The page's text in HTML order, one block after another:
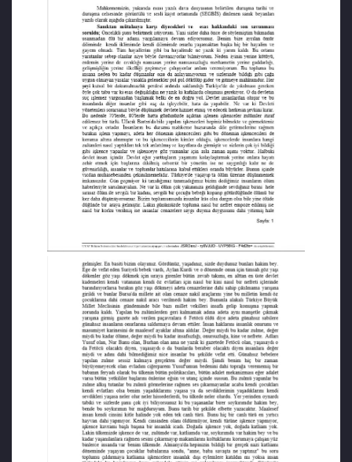
binen KHK’lı edebiyat öğretmeni Hasan
Aksoy ve ailesi de batan botun içindeydi.
Hasan Aksoy bir balıkçı teknesi tarafından
kurtarıldığında eşi Sena Aksoy ve 3 yaşındaki
oğlu Yusuf Baha Aksoy çoktan Ege’nin soğuk
sularında can vermişti. Hemen aynı gün
gözaltına alınan Hasan Aksoy tutuklanarak
cezaevine gönderildi. Eşinin ve çocuğunun
cenazesine dahi katılamadı.
Bold Medya’dan Sevinç Özarslan Hasan
Aksoy’un ifadesine ulaştı ve hikayesini yazdı.
yolculuğunun hikayesi şöyleydi:
Uzun bir süre yaşadıklarını, neden ülkesini
terk etmek istediğini ailesi de dahil kimseye
anlatmadı. Ta ki hayat arkadaşı Sena
Aksoy’un “Çık mahkemede yaşadığımız
soykırımı anlat, savunmanı muhakkak yap’
sözünü hatırlayana kadar…
‘SORUMLULAR BARTIN EMNİYET
MÜDÜRLÜĞÜNDEKİ İŞKENCECİLER’